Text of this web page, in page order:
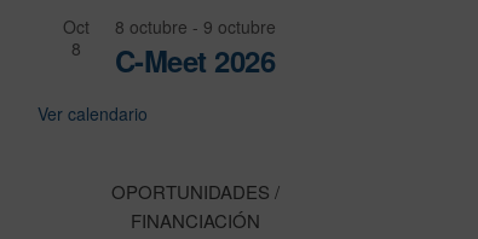
Oct
8
8 octubre - 9 octubre
C-Meet 2026
Ver calendario
OPORTUNIDADES /
FINANCIACIÓN